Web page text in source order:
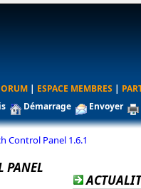
| ESPACE MEMBRES |
Démarrage Envoyer
Control Panel 1.6.1
PANEL